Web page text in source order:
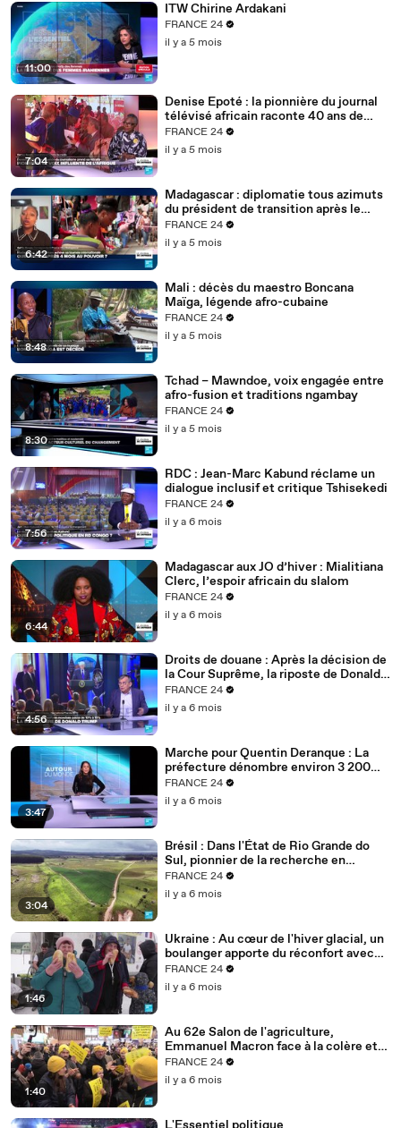
11:00
ITW Chirine Ardakani
FRANCE 24
il y a 5 mois
7:04
Denise Epoté : la pionnière du journal
télévisé africain raconte 40 ans de
carrière
FRANCE 24
il y a 5 mois
6:42
Madagascar : diplomatie tous azimuts
du président de transition après le
putsch
FRANCE 24
il y a 5 mois
8:48
Mali : décès du maestro Boncana
Maïga, légende afro-cubaine
FRANCE 24
il y a 5 mois
8:30
Tchad – Mawndoe, voix engagée entre
afro-fusion et traditions ngambay
FRANCE 24
il y a 5 mois
7:56
RDC : Jean-Marc Kabund réclame un
dialogue inclusif et critique Tshisekedi
FRANCE 24
il y a 6 mois
6:44
Madagascar aux JO d’hiver : Mialitiana
Clerc, l’espoir africain du slalom
FRANCE 24
il y a 6 mois
4:56
Droits de douane : Après la décision de
la Cour Suprême, la riposte de Donald
Trump
FRANCE 24
il y a 6 mois
3:47
Marche pour Quentin Deranque : La
préfecture dénombre environ 3 200
personnes à Lyon
FRANCE 24
il y a 6 mois
3:04
Brésil : Dans l'État de Rio Grande do
Sul, pionnier de la recherche en
agriculture durable
FRANCE 24
il y a 6 mois
1:46
Ukraine : Au cœur de l'hiver glacial, un
boulanger apporte du réconfort avec
son pain
FRANCE 24
il y a 6 mois
1:40
Au 62e Salon de l'agriculture,
Emmanuel Macron face à la colère et
aux inquiétudes des agriculteurs
FRANCE 24
il y a 6 mois